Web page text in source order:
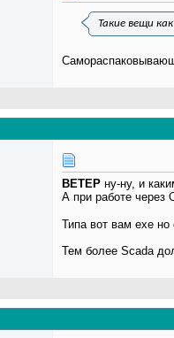
Такие вещи
BETEP ну-ну, и
А при работе через
Типа вот вам exe но
Тем более Scada